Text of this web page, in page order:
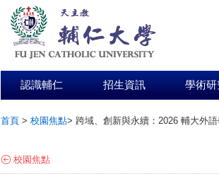
認識輔仁 招生資訊 學術研
首頁 > 校園焦點> 跨域、創新與永續：2026 輔大外
校園焦點